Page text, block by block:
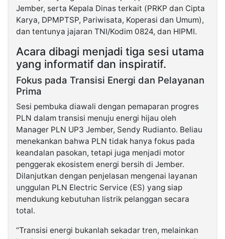
Jember, serta Kepala Dinas terkait (PRKP dan Cipta
Karya, DPMPTSP, Pariwisata, Koperasi dan Umum),
dan tentunya jajaran TNI/Kodim 0824, dan HIPMI.
Acara dibagi menjadi tiga sesi utama
yang informatif dan inspiratif.
Fokus pada Transisi Energi dan Pelayanan
Prima
Sesi pembuka diawali dengan pemaparan progres
PLN dalam transisi menuju energi hijau oleh
Manager PLN UP3 Jember, Sendy Rudianto. Beliau
menekankan bahwa PLN tidak hanya fokus pada
keandalan pasokan, tetapi juga menjadi motor
penggerak ekosistem energi bersih di Jember.
Dilanjutkan dengan penjelasan mengenai layanan
unggulan PLN Electric Service (ES) yang siap
mendukung kebutuhan listrik pelanggan secara
total.
“Transisi energi bukanlah sekadar tren, melainkan